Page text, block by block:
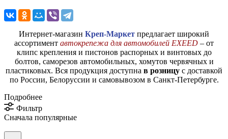
Интернет-магазин Креп-Маркет предлагает широкий
ассортимент автокрепежа для автомобилей EXEED – от
клипс крепления и пистонов распорных и винтовых до
болтов, саморезов автомобильных, хомутов червячных и
пластиковых. Вся продукция доступна в розницу с доставкой
по России, Белоруссии и самовывозом в Санкт-Петербурге.
Подробнее
Фильтр
Сначала популярные